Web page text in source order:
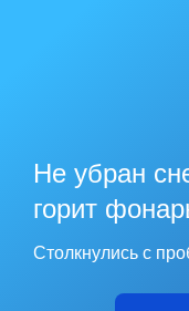
Не убран
горит
Столкнулись с